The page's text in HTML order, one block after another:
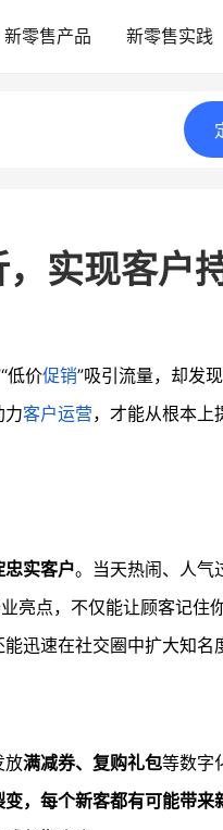
新零售产品 新零售实践
实现客户
低价促销”吸引流量，却发
力客户运营，才能从根本上
实客户。当天热闹、人气
亮点，不仅能让顾客记住
能迅速在社交圈中扩大知名
放满减券、复购礼包等数字
，每个新客都有可能带来